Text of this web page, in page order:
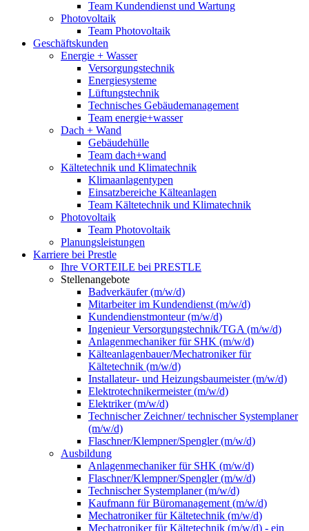
Team Kundendienst und Wartung
Photovoltaik
Team Photovoltaik
Geschäftskunden
Energie + Wasser
Versorgungstechnik
Energiesysteme
Lüftungstechnik
Technisches Gebäudemanagement
Team energie+wasser
Dach + Wand
Gebäudehülle
Team dach+wand
Kältetechnik und Klimatechnik
Klimaanlagentypen
Einsatzbereiche Kälteanlagen
Team Kältetechnik und Klimatechnik
Photovoltaik
Team Photovoltaik
Planungsleistungen
Karriere bei Prestle
Ihre VORTEILE bei PRESTLE
Stellenangebote
Badverkäufer (m/w/d)
Mitarbeiter im Kundendienst (m/w/d)
Kundendienstmonteur (m/w/d)
Ingenieur Versorgungstechnik/TGA (m/w/d)
Anlagenmechaniker für SHK (m/w/d)
Kälteanlagenbauer/Mechatroniker für
Kältetechnik (m/w/d)
Installateur- und Heizungsbaumeister (m/w/d)
Elektrotechnikermeister (m/w/d)
Elektriker (m/w/d)
Technischer Zeichner/ technischer Systemplaner
(m/w/d)
Flaschner/Klempner/Spengler (m/w/d)
Ausbildung
Anlagenmechaniker für SHK (m/w/d)
Flaschner/Klempner/Spengler (m/w/d)
Technischer Systemplaner (m/w/d)
Kaufmann für Büromanagement (m/w/d)
Mechatroniker für Kältetechnik (m/w/d)
Mechatroniker für Kältetechnik (m/w/d) - ein